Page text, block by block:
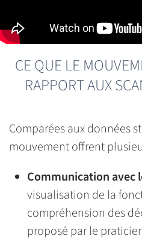
CE QUE LE
RAPPORT AUX
Comparées aux données
mouvement offrent
Communication avec
visualisation de la
compréhension des
proposé par le